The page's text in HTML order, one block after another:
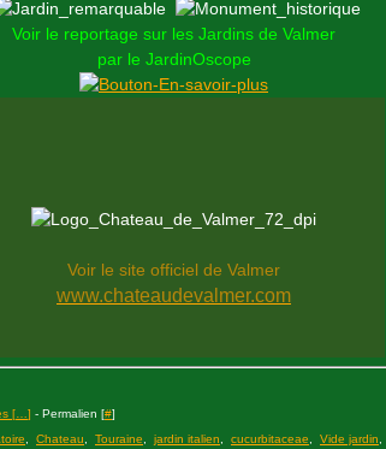
Voir le reportage sur les Jardins de Valmer
par le JardinOscope
Voir le site officiel de Valmer
www.chateaudevalmer.com
[ ] - Permalien [#]
Chateau Touraine jardin italien cucurbitaceae Vide jardin